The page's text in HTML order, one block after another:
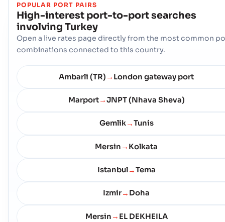
POPULAR PORT PAIRS
High-interest port-to-port searches
involving Turkey
Open a live rates page directly from the most common
combinations connected to this country.
Ambarli (TR) → London gateway port
Marport→JNPT (Nhava Sheva)
Gemlik→Tunis
Mersin → Kolkata
Istanbul→Tema
Izmir→ Doha
Mersin → EL DEKHEILA